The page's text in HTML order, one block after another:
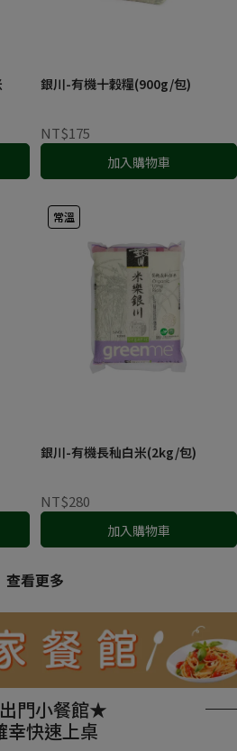
銀川-有機十穀糧(900g/包)
NT$175
加入購物車
常溫
銀川-有機長秈白米(2kg/包)
NT$280
加入購物車
查看更多
門小餐館★
幸快速上桌